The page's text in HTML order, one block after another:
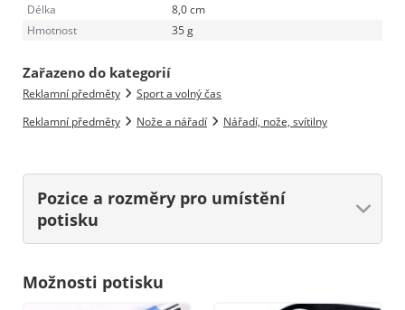
Délka
8,0 cm
Hmotnost
35 g
Zařazeno do kategorií
Reklamní předměty
Sport a volný čas
Reklamní předměty
Nože a nářadí Nářadí, nože, svítilny
Pozice a rozměry pro umístění
potisku
Možnosti potisku